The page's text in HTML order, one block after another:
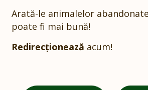
Arată-le animalelor
poate fi mai bună!
Redirecționează acum!